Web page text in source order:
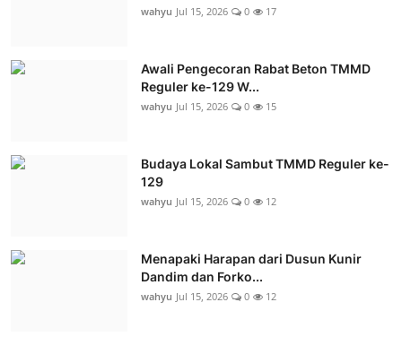
wahyu Jul 15, 2026 0 17
Awali Pengecoran Rabat Beton TMMD
Reguler ke-129 W...
wahyu Jul 15, 2026 0 15
Budaya Lokal Sambut TMMD Reguler ke-
129
wahyu Jul 15, 2026 0 12
Menapaki Harapan dari Dusun Kunir
Dandim dan Forko...
wahyu Jul 15, 2026 0 12